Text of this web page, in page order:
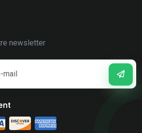
newsletter